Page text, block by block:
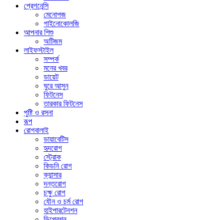
প্রেগনেন্সি
মেনোপজ
গাইনোকোলজি
আপনার শিশু
অটিজম
লাইফস্টাইল
সম্পর্ক
মনের খবর
ডায়েট
ঘুরে আসুন
ফিটনেস
তারকার ফিটনেস
পুষ্টি ও রসনা
রূপ
রোগবালাই
ডায়াবেটিস
হৃদরোগ
স্ট্রোক
কিডনি রোগ
ক্যান্সার
দন্তরোগ
চক্ষু রোগ
যৌন ও চর্ম রোগ
হাইপারটেনশন